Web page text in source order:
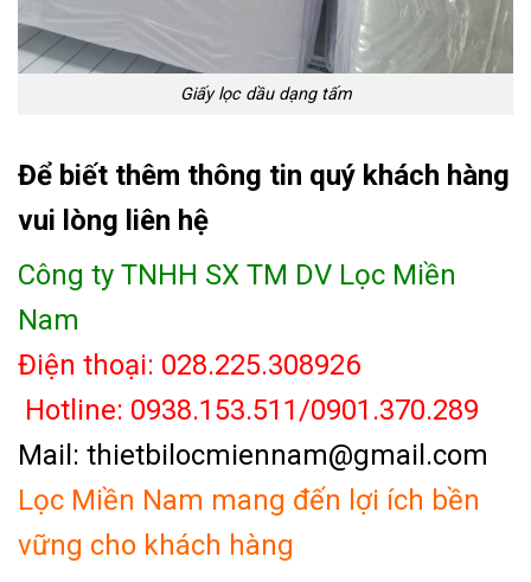
Giấy lọc dầu dạng tấm
Để biết thêm thông tin quý khách hàng
vui lòng liên hệ
Công ty TNHH SX TM DV Lọc Miền
Nam
Điện thoại: 028.225.308926
Hotline: 0938.153.511/0901.370.289
Mail: thietbilocmiennam@gmail.com
Lọc Miền Nam mang đến lợi ích bền
vững cho khách hàng